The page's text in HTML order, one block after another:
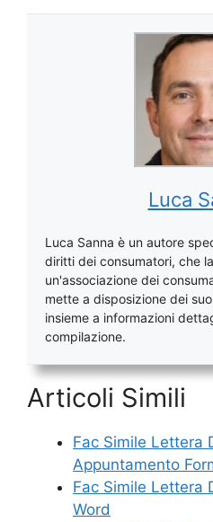
Luca
Luca Sanna è un autore
diritti dei consumatori, che
un'associazione dei
mette a disposizione dei
insieme a informazioni
compilazione.
Articoli Simili
Fac Simile Lettera
Appuntamento
Fac Simile Lettera
Word